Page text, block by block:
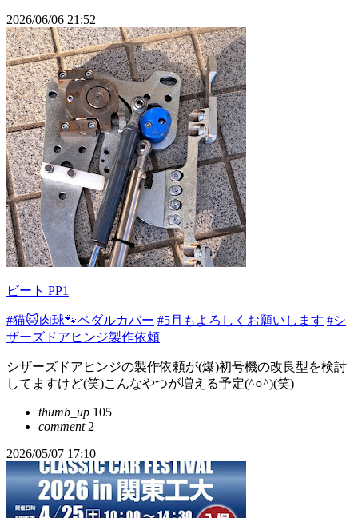
2026/06/06 21:52
ビート PP1
#猫🐱肉球🐾ペダルカバー #5月もよろしくお願いします #シ
ザーズドアヒンジ製作依頼
シザーズドアヒンジの製作依頼が(爆)初号機の改良型を検討
してますけど(笑)こんなやつが増える予定(^○^)(笑)
thumb_up 105
comment2
2026/05/07 17:10